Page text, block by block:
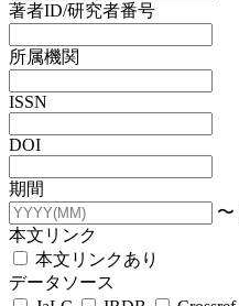
著者ID/研究者番号
所属機関
ISSN
DOI
期間
〜
本文リンク
本文リンクあり
データソース